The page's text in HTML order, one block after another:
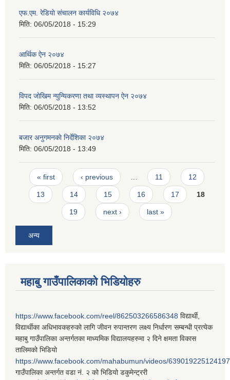
एफ.एम. रेडियाे संचालन कार्यविधि २०७४
मिति: 06/05/2018 - 15:29
आर्थिक ऐन २०७४
मिति: 06/05/2018 - 15:27
विपद जाेखिम न्युन्यिकरणा तथा व्यस्थापन ऐन २०७४
मिति: 06/05/2018 - 13:52
बजार अनुगमनकाे निर्देशिका २०७४
मिति: 06/05/2018 - 13:49
Pages
« first ‹ previous 11 12
13 14 15 16 17 18
19 next › last »
अन्य
महाबु गाउँपालिकाको भिडियोहरु
https://www.facebook.com/reel/862503266586348 विद्यार्थी,
विद्यार्थीका अधिभावकहरुको लागि जीवन रुपान्तरण लक्ष्य निर्धारण सम्बन्धी प्रत्येक
महाबु गाउँपालिका अन्तर्गतका माध्यमिक विद्यालयहरुमा २ दिने क्षमता विकास
तालिमको भिडियो
https://www.facebook.com/mahabumun/videos/639019225124197
गाउँपालिका अन्तर्गत वडा नं. २ को भिडियो डकुमेन्ट्ररी